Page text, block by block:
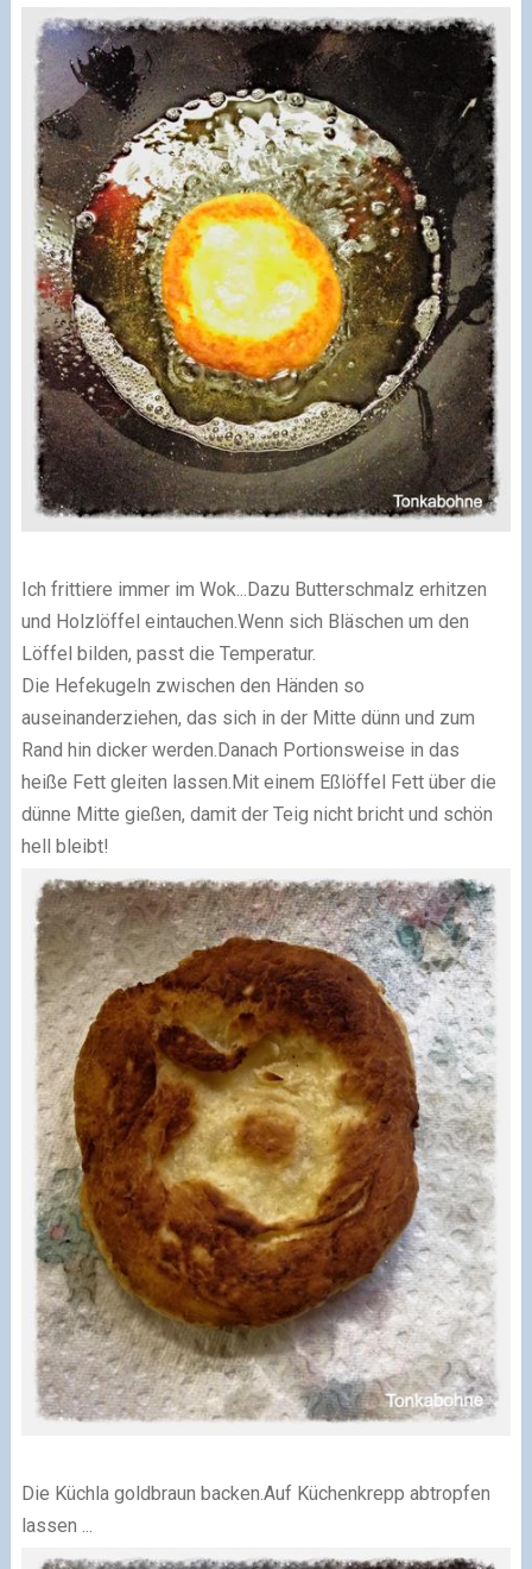
Ich frittiere immer im Wok...Dazu Butterschmalz erhitzen
und Holzlöffel eintauchen.Wenn sich Bläschen um den
Löffel bilden, passt die Temperatur.
Die Hefekugeln zwischen den Händen so
auseinanderziehen, das sich in der Mitte dünn und zum
Rand hin dicker werden.Danach Portionsweise in das
heiße Fett gleiten lassen.Mit einem Eßlöffel Fett über die
dünne Mitte gießen, damit der Teig nicht bricht und schön
hell bleibt!
Die Küchla goldbraun backen.Auf Küchenkrepp abtropfen
lassen ...